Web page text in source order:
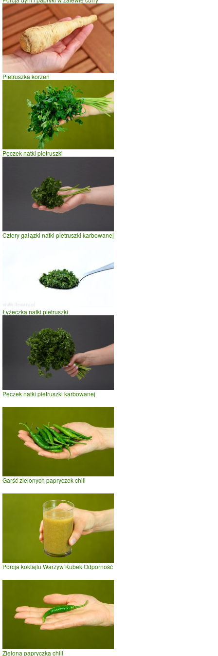
Pietruszka korzeń
Pęczek natki pietruszki
Cztery gałązki natki pietruszki karbowanej
Łyżeczka natki pietruszki
Pęczek natki pietruszki karbowanej
Garść zielonych papryczek chili
Porcja koktajlu Warzyw Kubek Odporność
Zielona papryczka chili